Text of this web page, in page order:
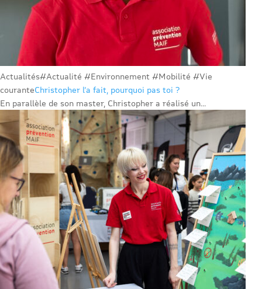
Actualités#Actualité #Environnement #Mobilité #Vie
couranteChristopher l’a fait, pourquoi pas toi ?
En parallèle de son master, Christopher a réalisé un...